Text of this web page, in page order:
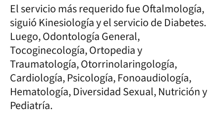
El servicio más requerido fue Oftalmología,
siguió Kinesiología y el servicio de Diabetes.
Luego, Odontología General,
Tocoginecología, Ortopedia y
Traumatología, Otorrinolaringología,
Cardiología, Psicología, Fonoaudiología,
Hematología, Diversidad Sexual, Nutrición y
Pediatría.